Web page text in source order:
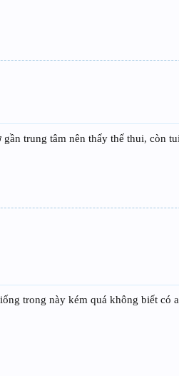
trung tâm nên thấy thế thui, còn
trong này kém quá không biết có